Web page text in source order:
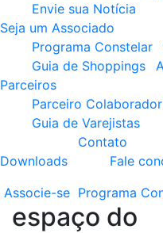
Envie sua Notícia
Seja um Associado
Programa Constelar
Guia de Shoppings
Parceiros
Parceiro Colaborador
Guia de Varejistas
Downloads
Contato
Fale
Associe-se Programa
espaço do